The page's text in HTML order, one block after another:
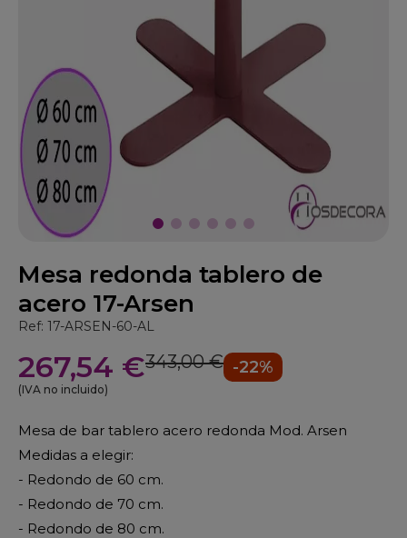
Mesa redonda tablero de
acero 17-Arsen
Ref: 17-ARSEN-60-AL
267,54 €343,00 € -22%
(IVA no incluido)
Mesa de bar tablero acero redonda Mod. Arsen
Medidas a elegir:
- Redondo de 60 cm.
- Redondo de 70 cm.
- Redondo de 80 cm.